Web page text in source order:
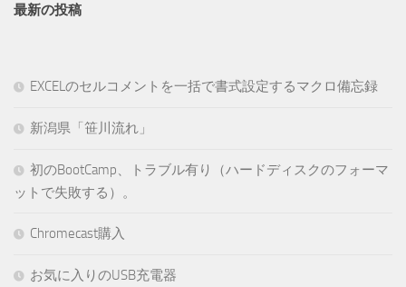
最新の投稿
EXCELのセルコメントを一括で書式設定するマクロ備忘録
新潟県「笹川流れ」
初のBootCamp、トラブル有り（ハードディスクのフォーマ
ットで失敗する）。
Chromecast購入
お気に入りのUSB充電器